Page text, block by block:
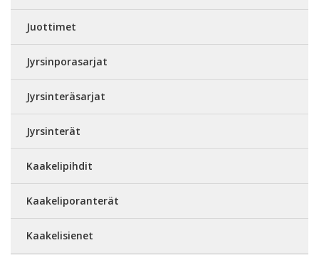
Juottimet
Jyrsinporasarjat
Jyrsinteräsarjat
Jyrsinterät
Kaakelipihdit
Kaakeliporanterät
Kaakelisienet